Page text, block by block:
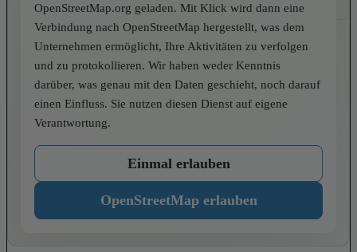
OpenStreetMap.org geladen. Mit Klick wird dann eine
Verbindung nach OpenStreetMap hergestellt, was dem
Unternehmen ermöglicht, Ihre Aktivitäten zu verfolgen
und zu protokollieren. Wir haben weder Kenntnis
darüber, was genau mit den Daten geschieht, noch darauf
einen Einfluss. Sie nutzen diesen Dienst auf eigene
Verantwortung.
Einmal erlauben
OpenStreetMap erlauben